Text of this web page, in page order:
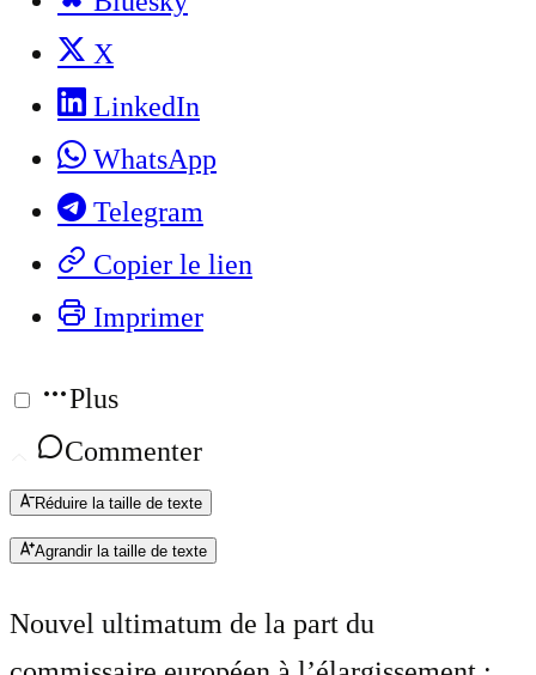
X
LinkedIn
WhatsApp
Telegram
Copier le lien
Imprimer
Plus
Commenter
Réduire la taille de texte
Agrandir la taille de texte
Nouvel ultimatum de la part du